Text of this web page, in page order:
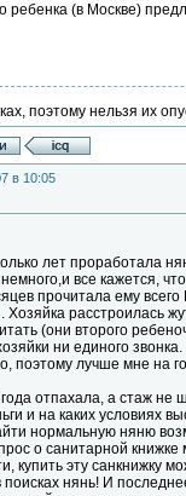
ребенка (в Москве)
поэтому нельзя их
в 10:05
лет проработала
все кажется,
прочитала ему
Хозяйка расстроилась
(они второго
ни единого
поэтому лучше мне на
года отпахала, а стаж
и на каких условиях
нормальную няню
о санитарной книжке
купить эту санкнижку
нянь! И